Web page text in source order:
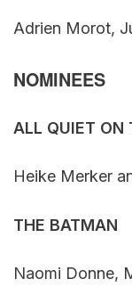
Adrien Morot,
NOMINEES
ALL QUIET ON
Heike Merker
THE BATMAN
Naomi Donne,